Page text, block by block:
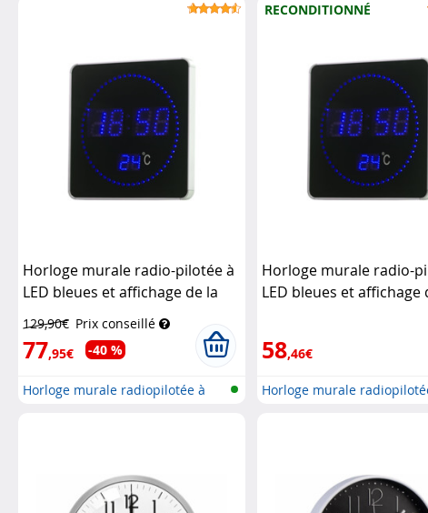
Horloge murale radio-pilotée à
LED bleues et affichage de la
Lunartec
129,90€ Prix conseillé
77,95€ -40 %
Horloge murale radiopilotée à
RECONDITIONNÉ
Horloge murale radio-
LED bleues et affichage
58,46€
Horloge murale